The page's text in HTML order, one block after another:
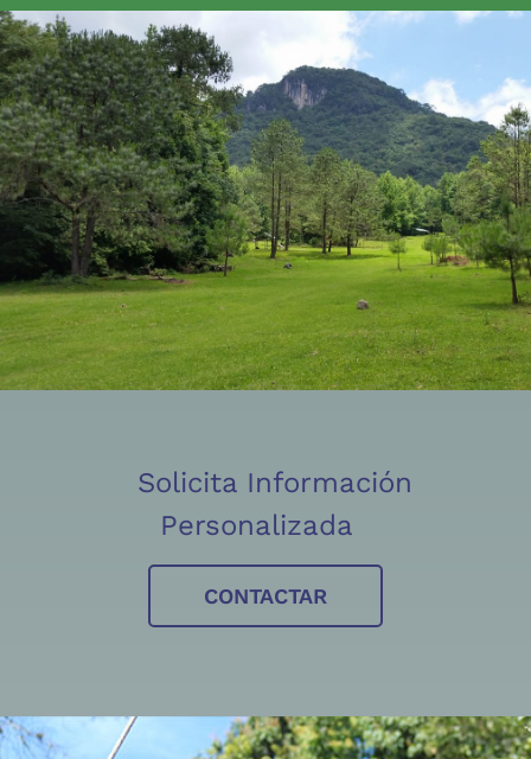
Solicita Información
Personalizada
CONTACTAR